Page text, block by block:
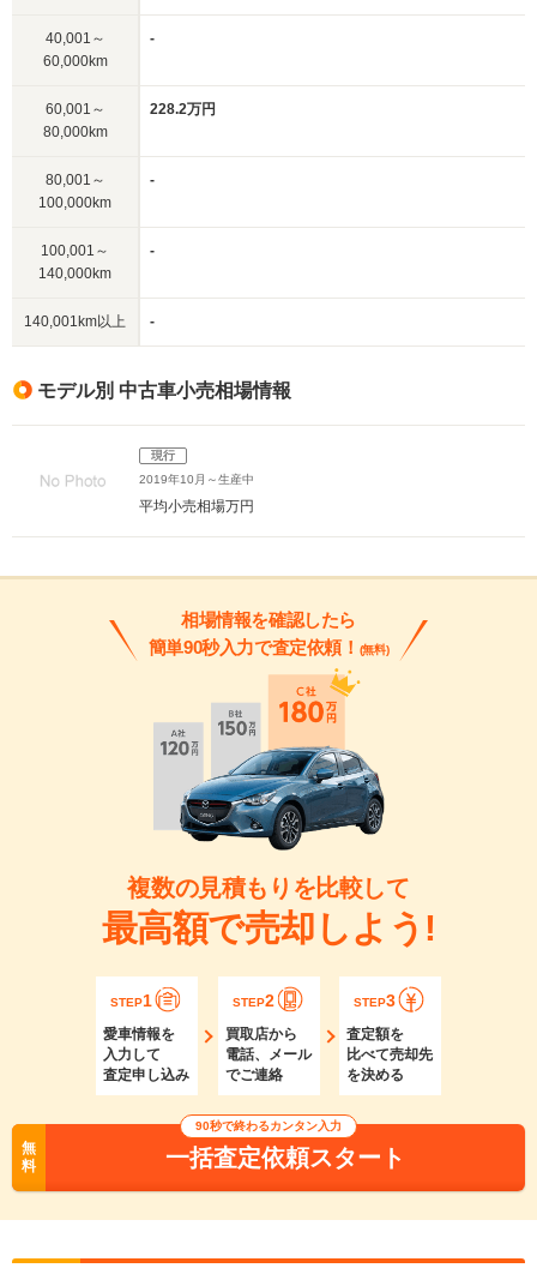
40,001～
60,000km
-
60,001～
80,000km
228.2万円
80,001～
100,000km
-
100,001～
140,000km
-
140,001km以上 -
モデル別 中古車小売相場情報
現行
2019年10月～生産中
平均小売相場万円
相場情報を確認したら
簡単90秒入力で査定依頼！ (無料)
複数の見積もりを比較して
最高額で売却しよう!
STEP1
愛車情報を
入力して
査定申し込み
STEP2
買取店から
電話、メール
でご連絡
STEP3
査定額を
比べて売却先
を決める
無
料
90秒で終わるカンタン入力
一括査定依頼スタート